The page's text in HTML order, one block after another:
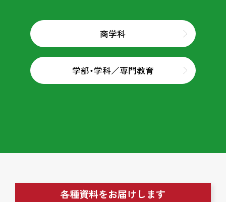
商学科
学部・学科／専門教育
各種資料をお届けします